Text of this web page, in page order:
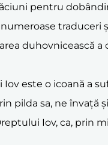
pentru
traduceri
duhovnicească a
Iov este o icoană a
pilda sa, ne învață
Iov, ca, prin